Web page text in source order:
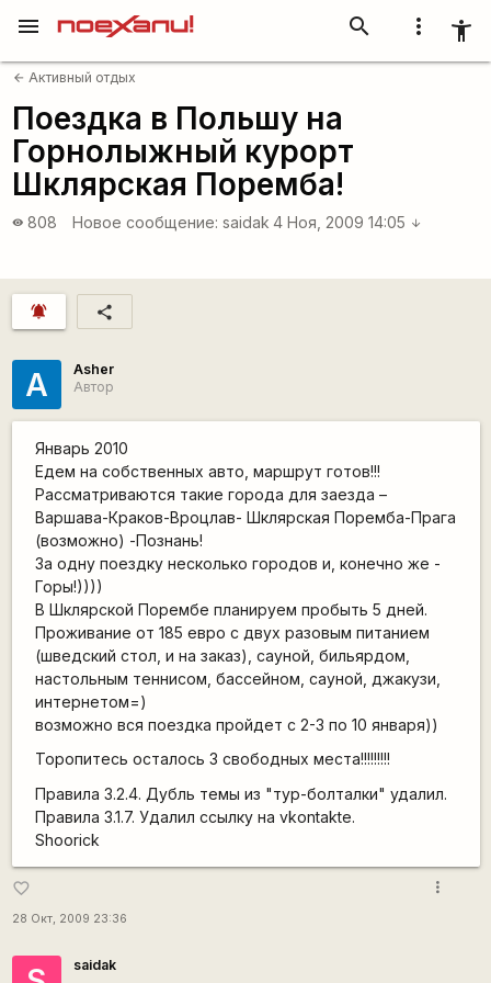
more_vert accessibility_new
search
menu
arrow_back Активный отдых
Поездка в Польшу на
Горнолыжный курорт
Шклярская Поремба!
visibility 808 Новое сообщение: saidak 4 Ноя, 2009 14:05 arrow_downward
notifications_active share
A
Asher
Автор
Январь 2010
Едем на собственных авто, маршрут готов!!!
Рассматриваются такие города для заезда –
Варшава-Краков-Вроцлав- Шклярская Поремба-Прага
(возможно) -Познань!
За одну поездку несколько городов и, конечно же -
Горы!))))
В Шклярской Порембе планируем пробыть 5 дней.
Проживание от 185 евро с двух разовым питанием
(шведский стол, и на заказ), сауной, бильярдом,
настольным теннисом, бассейном, сауной, джакузи,
интернетом=)
возможно вся поездка пройдет с 2-3 по 10 января))
Торопитесь осталось 3 свободных места!!!!!!!!!
Правила 3.2.4. Дубль темы из "тур-болталки" удалил.
Правила 3.1.7. Удалил ссылку на vkontakte.
Shoorick
favorite_border
28 Окт, 2009 23:36
more_vert
saidak